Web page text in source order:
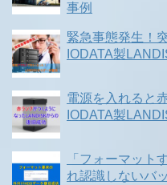
事例
緊急事態発生！
IODATA製
電源を入れると
IODATA製
「フォーマット
れ認識しないバ